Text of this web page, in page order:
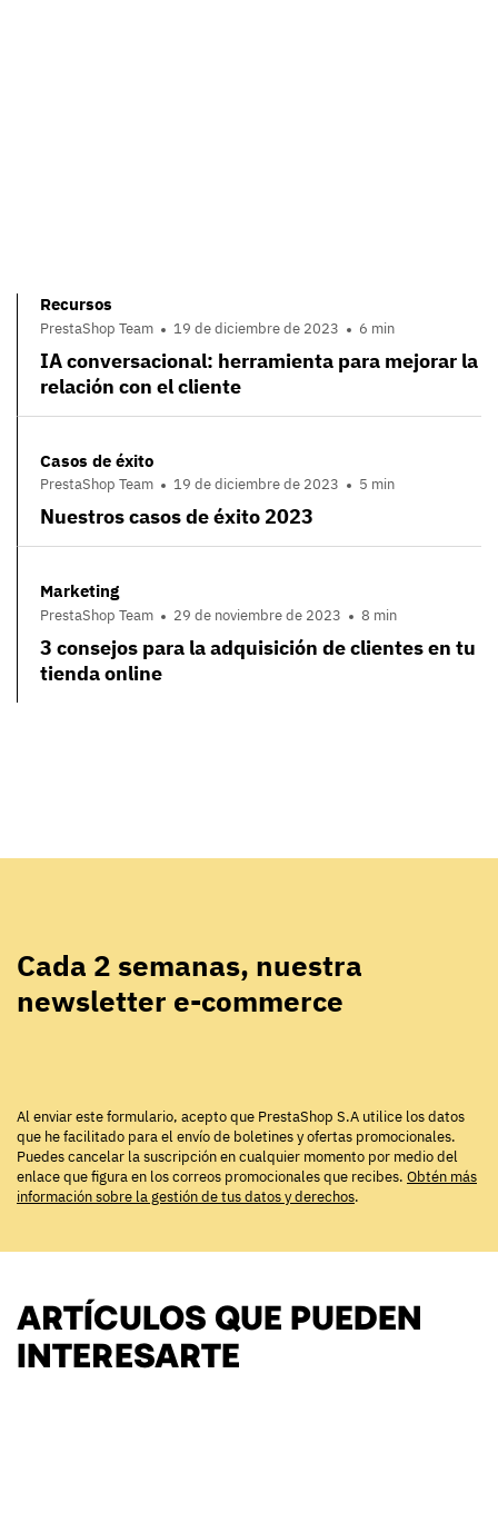
Recursos
PrestaShop Team 19 de diciembre de 2023 6 min
IA conversacional: herramienta para mejorar la
relación con el cliente
Casos de éxito
PrestaShop Team 19 de diciembre de 2023 5 min
Nuestros casos de éxito 2023
Marketing
PrestaShop Team 29 de noviembre de 2023 8 min
3 consejos para la adquisición de clientes en tu
tienda online
Cada 2 semanas, nuestra
newsletter e-commerce
Al enviar este formulario, acepto que PrestaShop S.A utilice los datos
que he facilitado para el envío de boletines y ofertas promocionales.
Puedes cancelar la suscripción en cualquier momento por medio del
enlace que figura en los correos promocionales que recibes. Obtén más
información sobre la gestión de tus datos y derechos.
ARTÍCULOS QUE PUEDEN
INTERESARTE